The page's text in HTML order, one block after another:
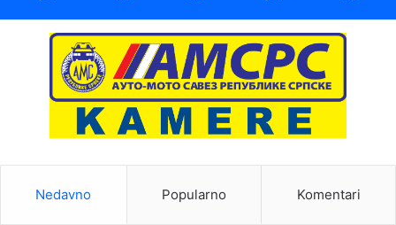
Nedavno Popularno Komentari